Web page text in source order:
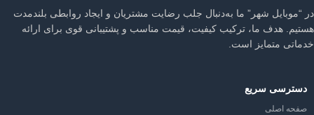
در “موبایل شهر” ما به‌دنبال جلب رضایت مشتریان و ایجاد روابطی بلندمدت
هستیم. هدف ما، ترکیب کیفیت، قیمت مناسب و پشتیبانی قوی برای ارائه
خدماتی متمایز است.
دسترسی سریع
صفحه اصلی